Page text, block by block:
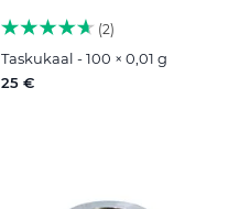
2
Taskukaal - 100 × 0,01 g
25 €